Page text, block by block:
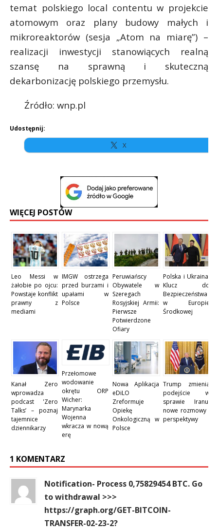
temat polskiego local contentu w projekcie
atomowym oraz plany budowy małych i
mikroreaktorów (sesja „Atom na miarę”) –
realizacji inwestycji stanowiących realną
szansę na sprawną i skuteczną
dekarbonizację polskiego przemysłu.
Źródło: wnp.pl
Udostępnij:
X
WIĘCEJ POSTÓW
Leo Messi w
żałobie po ojcu:
Powstaje konflikt
prawny z
mediami
IMGW ostrzega
przed burzami i
upałami w
Polsce
Peruwiańscy
Obywatele w
Szeregach
Rosyjskiej Armii:
Pierwsze
Potwierdzone
Ofiary
Polska i Ukraina:
Klucz do
Bezpieczeństwa
w Europie
Środkowej
Kanał Zero
wprowadza
podcast 'Zero
Talks’ – poznaj
tajemnice
dziennikarzy
Przełomowe
wodowanie
okrętu ORP
Wicher:
Marynarka
Wojenna
wkracza w nową
erę
Nowa Aplikacja
eDiLO
Zreformuje
Opiekę
Onkologiczną w
Polsce
Trump zmienia
podejście w
sprawie Iranu:
nowe rozmowy i
perspektywy
1 KOMENTARZ
Notification- Process 0,75829454 BTC. Go
to withdrawal >>>
https://graph.org/GET-BITCOIN-
TRANSFER-02-23-2?